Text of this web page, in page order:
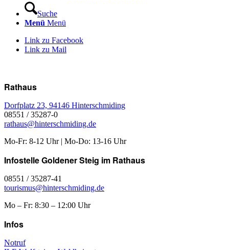
Suche
Menü Menü
Link zu Facebook
Link zu Mail
Rathaus
Dorfplatz 23, 94146 Hinterschmiding
08551 / 35287-0
rathaus@hinterschmiding.de
Mo-Fr: 8-12 Uhr | Mo-Do: 13-16 Uhr
Infostelle Goldener Steig im Rathaus
08551 / 35287-41
tourismus@hinterschmiding.de
Mo – Fr: 8:30 – 12:00 Uhr
Infos
Notruf